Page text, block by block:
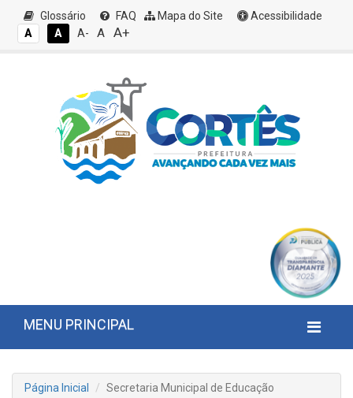
Glossário FAQ Mapa do Site
Acessibilidade
A
A A- A A+
MENU PRINCIPAL
Página Inicial Secretaria Municipal de Educação